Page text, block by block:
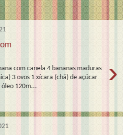
›
com canela 4 bananas maduras
3 ovos 1 xícara (chá) de açúcar
óleo 120m...